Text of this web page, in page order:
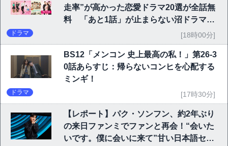
走率”が高かった恋愛ドラマ20選が全話無
料 「あと1話」が止まらない沼ドラマを
ドラマ [18時00分]
BS12「メンコン 史上最高の私！」第26-3
0話あらすじ：帰らないコンヒを心配する
ミンギ！
ドラマ [17時30分]
【レポート】パク・ソンフン、約2年ぶり
の来日ファンミでファンと再会！“会いた
いです。僕に会いに来て”甘い日本語セリ